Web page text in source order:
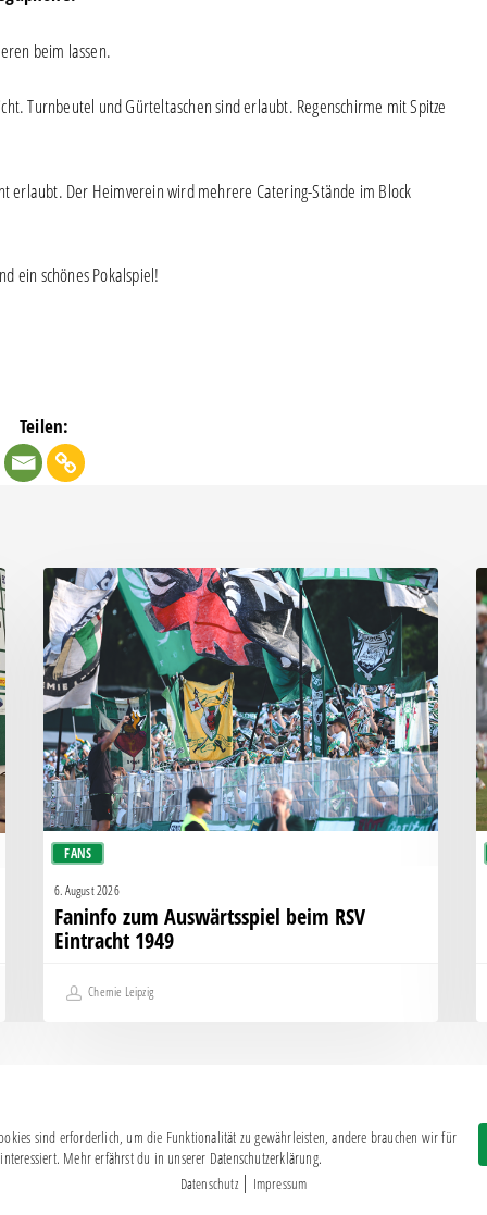
beim lassen.
Turnbeutel und Gürteltaschen sind erlaubt. Regenschirme mit Spitze
erlaubt. Der Heimverein wird mehrere Catering-Stände im Block
ein schönes Pokalspiel!
Teilen:
FANS
Faninfo
zum
Auswärtsspiel
beim
RSV
Eintracht
1949
6. August 2026
Faninfo zum Auswärtsspiel beim RSV
Eintracht 1949
Chemie Leipzig
Impressum|Datenschutz
BSG CHEMIE LEIPZIG © 2026
MITGLIEDERZAHL: 2.816
sind erforderlich, um die Funktionalität zu gewährleisten, andere brauchen wir für
Mehr erfährst du in unserer Datenschutzerklärung.
Datenschutz| Impressum